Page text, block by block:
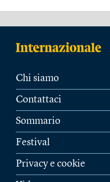
Chi siamo
Contattaci
Sommario
Festival
Privacy e cookie